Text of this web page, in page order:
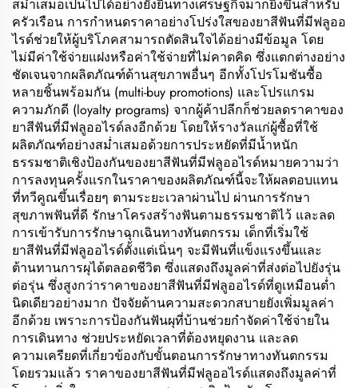
สม่ำเสมอเป็นไปได้อย่างยั่งยืนทางเศรษฐกิจมากยิ่งขึ้นสำหรับ
ครัวเรือน การกำหนดราคาอย่างโปร่งใสของยาสีฟันที่มีฟลูออ
ไรด์ช่วยให้ผู้บริโภคสามารถตัดสินใจได้อย่างมีข้อมูล โดย
ไม่มีค่าใช้จ่ายแฝงหรือค่าใช้จ่ายที่ไม่คาดคิด ซึ่งแตกต่างอย่าง
ชัดเจนจากผลิตภัณฑ์ด้านสุขภาพอื่นๆ อีกทั้งโปรโมชันซื้อ
หลายชิ้นพร้อมกัน (multi-buy promotions) และโปรแกรม
ความภักดี (loyalty programs) จากผู้ค้าปลีกก็ช่วยลดราคาของ
ยาสีฟันที่มีฟลูออไรด์ลงอีกด้วย โดยให้รางวัลแก่ผู้ซื้อที่ใช้
ผลิตภัณฑ์อย่างสม่ำเสมอด้วยการประหยัดที่มีน้ำหนัก
ธรรมชาติเชิงป้องกันของยาสีฟันที่มีฟลูออไรด์หมายความว่า
การลงทุนครั้งแรกในราคาของผลิตภัณฑ์นี้จะให้ผลตอบแทน
ที่ทวีคูณขึ้นเรื่อยๆ ตามระยะเวลาผ่านไป ผ่านการรักษา
สุขภาพฟันที่ดี รักษาโครงสร้างฟันตามธรรมชาติไว้ และลด
การเข้ารับการรักษาฉุกเฉินทางทันตกรรม เด็กที่เริ่มใช้
ยาสีฟันที่มีฟลูออไรด์ตั้งแต่เนิ่นๆ จะมีฟันที่แข็งแรงขึ้นและ
ต้านทานการผุได้ตลอดชีวิต ซึ่งแสดงถึงมูลค่าที่ส่งต่อไปยังรุ่น
ต่อรุ่น ซึ่งสูงกว่าราคาของยาสีฟันที่มีฟลูออไรด์ที่ดูเหมือนต่ำ
นิดเดียวอย่างมาก ปัจจัยด้านความสะดวกสบายยังเพิ่มมูลค่า
อีกด้วย เพราะการป้องกันฟันผุที่บ้านช่วยกำจัดค่าใช้จ่ายใน
การเดินทาง ช่วยประหยัดเวลาที่ต้องหยุดงาน และลด
ความเครียดที่เกี่ยวข้องกับขั้นตอนการรักษาทางทันตกรรม
โดยรวมแล้ว ราคาของยาสีฟันที่มีฟลูออไรด์แสดงถึงมูลค่าที่